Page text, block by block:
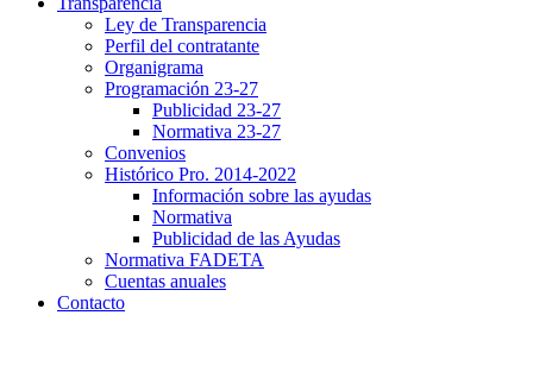
Ley de Transparencia
Perfil del contratante
Organigrama
Programación 23-27
Publicidad 23-27
Normativa 23-27
Convenios
Histórico Pro. 2014-2022
Información sobre las ayudas
Normativa
Publicidad de las Ayudas
Normativa FADETA
Cuentas anuales
Contacto